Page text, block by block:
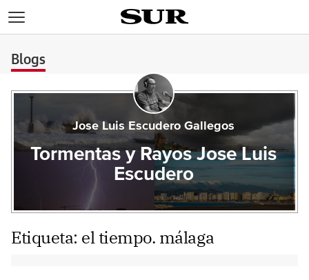
Blogs
Jose Luis Escudero Gallegos
Tormentas y Rayos Jose Luis
Escudero
Etiqueta: el tiempo. málaga